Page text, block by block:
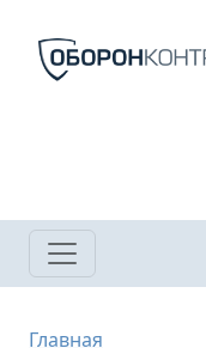
Строка
Главная